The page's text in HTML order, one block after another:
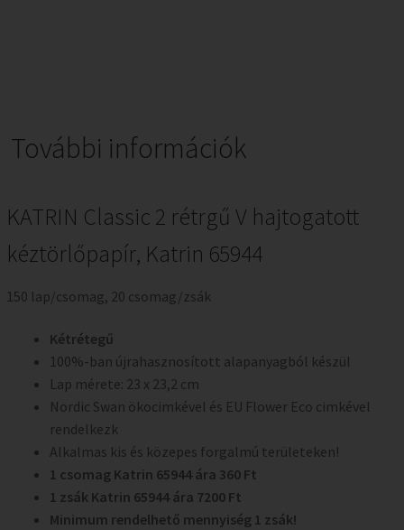
További információk
KATRIN Classic 2 rétrgű V hajtogatott
kéztörlőpapír, Katrin 65944
150 lap/csomag, 20 csomag/zsák
Kétrétegű
100%-ban újrahasznosított alapanyagból készül
Lap mérete: 23 x 23,2 cm
Nordic Swan ökocimkével és EU Flower Eco cimkével
rendelkezk
Alkalmas kis és közepes forgalmú területeken!
1 csomag Katrin 65944 ára 360 Ft
1 zsák Katrin 65944 ára 7200 Ft
Minimum rendelhető mennyiség 1 zsák!